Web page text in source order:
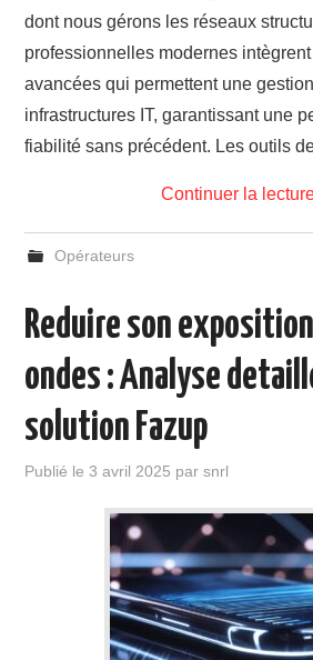
dont nous gérons les réseaux
professionnelles modernes
avancées qui permettent une
infrastructures IT, garantissant une
fiabilité sans précédent. Les outils
Continuer la
Opérateurs
Reduire son
ondes : Analyse
solution Fazup
Publié le3 avril 2025 parsnrl